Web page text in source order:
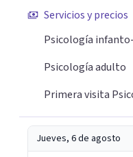
Servicios y precios
Psicología
Psicología adulto
Primera visita
Jueves, 6 de agosto